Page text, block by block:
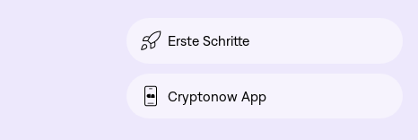
Erste Schritte
Cryptonow App